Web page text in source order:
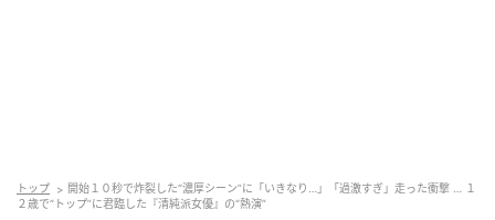
松井愛莉さんは1996年12月26日、福島県に生まれま
トップ
開始１０秒で炸裂した“濃厚シーン”に「いきなり…」「過激すぎ」走った衝撃 … １
２歳で“トップ”に君臨した『清純派女優』の“熱演”